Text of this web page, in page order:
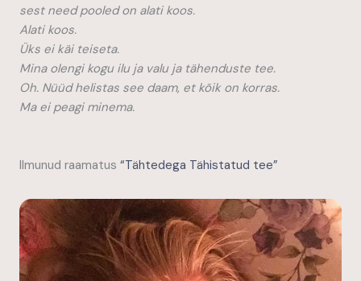
sest need pooled on alati koos.
Alati koos.
Üks ei käi teiseta.
Mina olengi kogu ilu ja valu ja tähenduste tee.
Oh. Nüüd helistas see daam, et kõik on korras.
Ma ei peagi minema.
Ilmunud raamatus “Tähtedega Tähistatud tee”